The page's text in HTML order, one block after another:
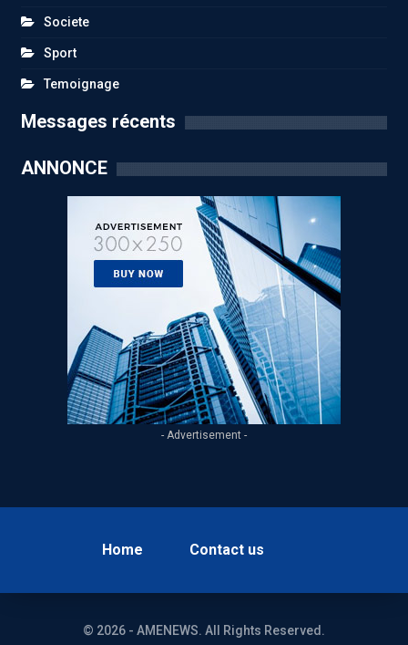
Societe
Sport
Temoignage
Messages récents
ANNONCE
- Advertisement -
Home Contact us
© 2026 - AMENEWS. All Rights Reserved.